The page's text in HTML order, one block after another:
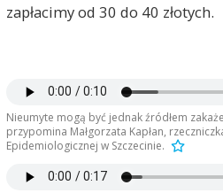
zapłacimy od 30 do 40 złotych.
Nieumyte mogą być jednak źródłem
przypomina Małgorzata Kapłan,
Epidemiologicznej w Szczecinie.